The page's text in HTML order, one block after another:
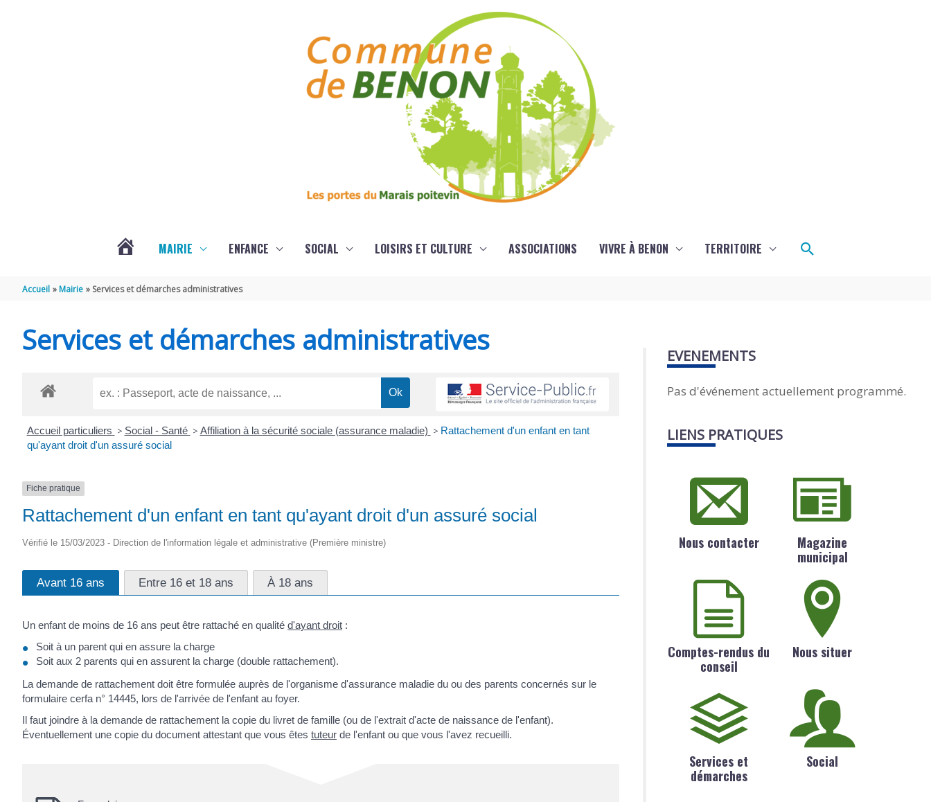
MAIRIE ENFANCE SOCIAL LOISIRS ET CULTURE ASSOCIATIONS VIVRE À BENON TERRITOIRE Rechercher
Accueil Mairie Services et démarches administratives
Services et démarches administratives
Accueil particuliers > Social - Santé > Affiliation à la sécurité sociale (assurance maladie) > Rattachement d'un enfant en tant
qu'ayant droit d'un assuré social
Fiche pratique
Rattachement d'un enfant en tant qu'ayant droit d'un assuré social
Vérifié le 15/03/2023 - Direction de l'information légale et administrative (Première ministre)
Avant 16 ans Entre 16 et 18 ans À 18 ans
Un enfant de moins de 16 ans peut être rattaché en qualité d'ayant droit :
Soit à un parent qui en assure la charge
Soit aux 2 parents qui en assurent la charge (double rattachement).
La demande de rattachement doit être formulée auprès de l'organisme d'assurance maladie du ou des parents concernés sur le
formulaire cerfa n° 14445, lors de l'arrivée de l'enfant au foyer.
Il faut joindre à la demande de rattachement la copie du livret de famille (ou de l'extrait d'acte de naissance de l'enfant).
Éventuellement une copie du document attestant que vous êtes tuteur de l'enfant ou que vous l'avez recueilli.
EVENEMENTS
Pas d'événement actuellement programmé.
LIENS PRATIQUES
Nous contacter
Magazine
municipal
Comptes-rendus du
conseil
Nous situer
Services et
démarches
Social